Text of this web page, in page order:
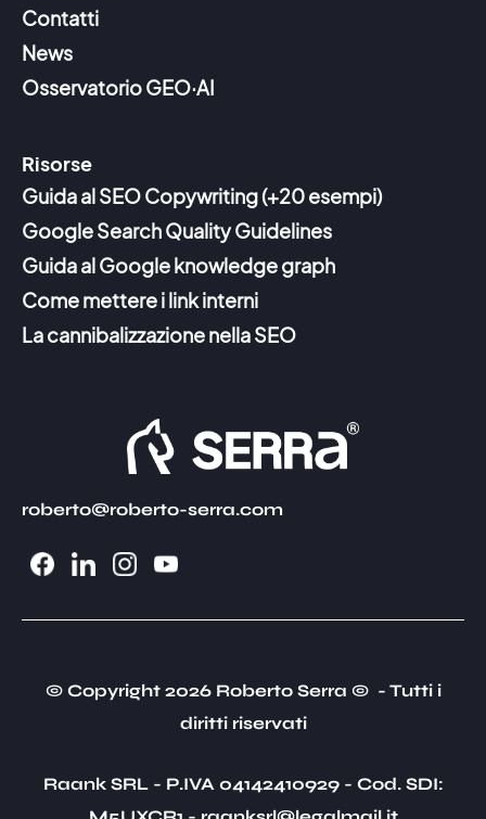
Contatti
News
Osservatorio GEO·AI
Risorse
Guida al SEO Copywriting (+20 esempi)
Google Search Quality Guidelines
Guida al Google knowledge graph
Come mettere i link interni
La cannibalizzazione nella SEO
roberto@roberto-serra.com
© Copyright 2026 Roberto Serra © - Tutti i
diritti riservati
Raank SRL - P.IVA 04142410929 - Cod. SDI: